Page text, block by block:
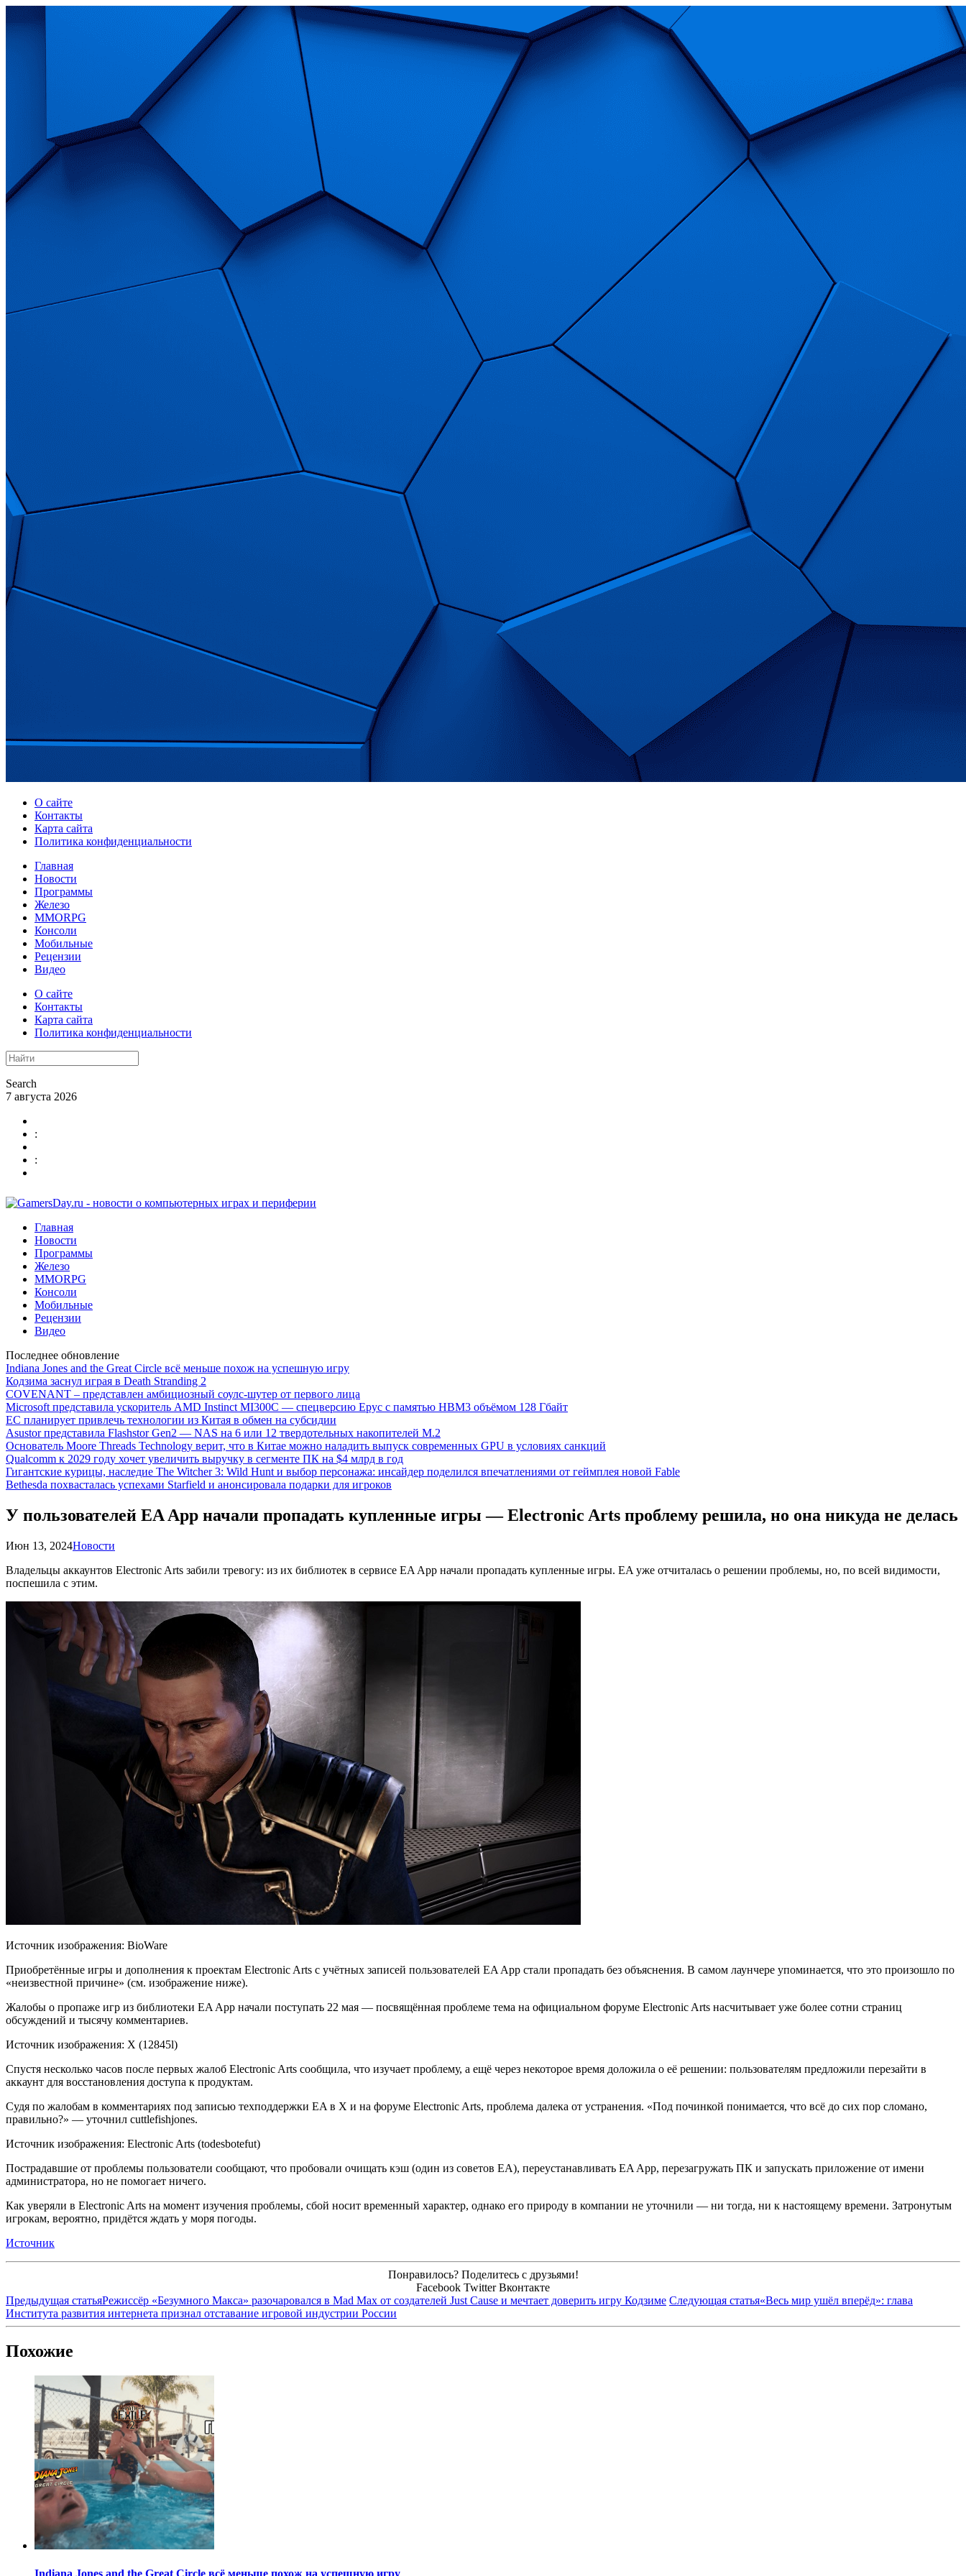
О сайте
Контакты
Карта сайта
Политика конфиденциальности
Главная
Новости
Программы
Железо
MMORPG
Консоли
Мобильные
Рецензии
Видео
О сайте
Контакты
Карта сайта
Политика конфиденциальности
Search
7 августа 2026
:
:
Главная
Новости
Программы
Железо
MMORPG
Консоли
Мобильные
Рецензии
Видео
Последнее обновление
Indiana Jones and the Great Circle всё меньше похож на успешную игру
Кодзима заснул играя в Death Stranding 2
COVENANT – представлен амбициозный соулс-шутер от первого лица
Microsoft представила ускоритель AMD Instinct MI300C — спецверсию Epyc с памятью HBM3 объёмом 128 Гбайт
ЕС планирует привлечь технологии из Китая в обмен на субсидии
Asustor представила Flashstor Gen2 — NAS на 6 или 12 твердотельных накопителей M.2
Основатель Moore Threads Technology верит, что в Китае можно наладить выпуск современных GPU в условиях санкций
Qualcomm к 2029 году хочет увеличить выручку в сегменте ПК на $4 млрд в год
Гигантские курицы, наследие The Witcher 3: Wild Hunt и выбор персонажа: инсайдер поделился впечатлениями от геймплея новой Fable
Bethesda похвасталась успехами Starfield и анонсировала подарки для игроков
У пользователей EA App начали пропадать купленные игры — Electronic Arts проблему решила, но она никуда не делась
Июн 13, 2024Новости
Владельцы аккаунтов Electronic Arts забили тревогу: из их библиотек в сервисе EA App начали пропадать купленные игры. EA уже отчиталась о решении проблемы, но, по всей видимости,
поспешила с этим.
Источник изображения: BioWare
Приобретённые игры и дополнения к проектам Electronic Arts с учётных записей пользователей EA App стали пропадать без объяснения. В самом лаунчере упоминается, что это произошло по
«неизвестной причине» (см. изображение ниже).
Жалобы о пропаже игр из библиотеки EA App начали поступать 22 мая — посвящённая проблеме тема на официальном форуме Electronic Arts насчитывает уже более сотни страниц
обсуждений и тысячу комментариев.
Источник изображения: X (12845l)
Спустя несколько часов после первых жалоб Electronic Arts сообщила, что изучает проблему, а ещё через некоторое время доложила о её решении: пользователям предложили перезайти в
аккаунт для восстановления доступа к продуктам.
Судя по жалобам в комментариях под записью техподдержки EA в X и на форуме Electronic Arts, проблема далека от устранения. «Под починкой понимается, что всё до сих пор сломано,
правильно?» — уточнил cuttlefishjones.
Источник изображения: Electronic Arts (todesbotefut)
Пострадавшие от проблемы пользователи сообщают, что пробовали очищать кэш (один из советов EA), переустанавливать EA App, перезагружать ПК и запускать приложение от имени
администратора, но не помогает ничего.
Как уверяли в Electronic Arts на момент изучения проблемы, сбой носит временный характер, однако его природу в компании не уточнили — ни тогда, ни к настоящему времени. Затронутым
игрокам, вероятно, придётся ждать у моря погоды.
Источник
Понравилось? Поделитесь с друзьями!
Facebook Twitter Вконтакте
Предыдущая статьяРежиссёр «Безумного Макса» разочаровался в Mad Max от создателей Just Cause и мечтает доверить игру Кодзиме Следующая статья«Весь мир ушёл вперёд»: глава
Института развития интернета признал отставание игровой индустрии России
Похожие
Indiana Jones and the Great Circle всё меньше похож на успешную игру